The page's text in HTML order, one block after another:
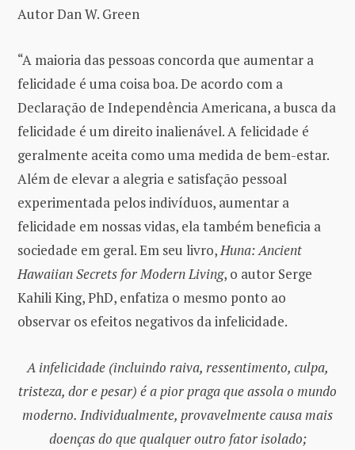
Autor Dan W. Green
“A maioria das pessoas concorda que aumentar a
felicidade é uma coisa boa. De acordo com a
Declaração de Independência Americana, a busca da
felicidade é um direito inalienável. A felicidade é
geralmente aceita como uma medida de bem-estar.
Além de elevar a alegria e satisfação pessoal
experimentada pelos indivíduos, aumentar a
felicidade em nossas vidas, ela também beneficia a
sociedade em geral. Em seu livro,Huna: Ancient
Hawaiian Secrets for Modern Living, o autor Serge
Kahili King, PhD, enfatiza o mesmo ponto ao
observar os efeitos negativos da infelicidade.
A infelicidade (incluindo raiva, ressentimento, culpa,
tristeza, dor e pesar) é a pior praga que assola o mundo
moderno. Individualmente, provavelmente causa mais
doenças do que qualquer outro fator isolado;